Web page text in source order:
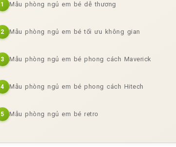
1 Mẫu phòng ngủ em bé dễ thương
2 Mẫu phòng ngủ em bé tối ưu không gian
3 Mẫu phòng ngủ em bé phong cách Maverick
4 Mẫu phòng ngủ em bé phong cách Hitech
5 Mẫu phòng ngủ em bé retro